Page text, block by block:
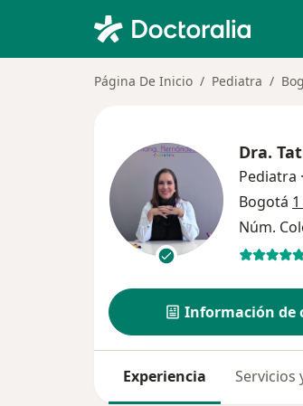
Página De Inicio Pediatra
Dra.
Pediatra ·
Bogotá
Núm.
Información de
Experiencia Servicios